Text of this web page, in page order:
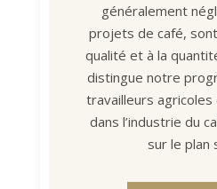
généralement
projets de café,
qualité et à la
distingue notre
travailleurs agricoles
dans l’industrie du
sur le plan